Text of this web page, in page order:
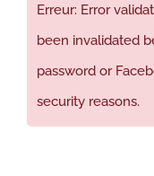
Erreur: Error
been invalidated
password or
security reasons.